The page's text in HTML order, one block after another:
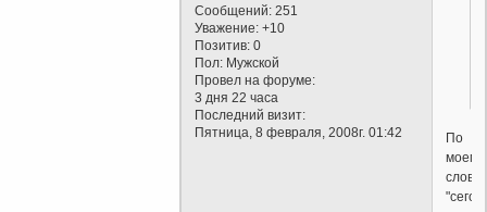
Сообщений: 251
Уважение: +10
Позитив: 0
Пол: Мужской
Провел на форуме:
3 дня 22 часа
Последний визит:
Пятница, 8 февраля, 2008г. 01:42
По
моему
слово